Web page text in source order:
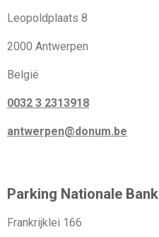
Leopoldplaats 8
2000 Antwerpen
België
0032 3 2313918
antwerpen@donum.be
Parking Nationale Bank
Frankrijklei 166